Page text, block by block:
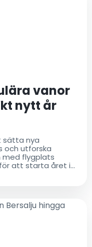
vanor
nytt år
sätta nya
och utforska
med flygplats
att starta året i